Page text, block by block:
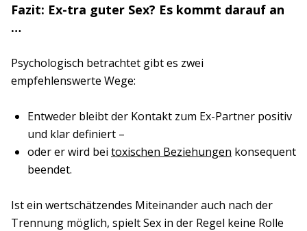
Fazit: Ex-tra guter Sex? Es kommt darauf an
…
Psychologisch betrachtet gibt es zwei
empfehlenswerte Wege:
Entweder bleibt der Kontakt zum Ex-Partner positiv
und klar definiert –
oder er wird bei toxischen Beziehungen konsequent
beendet.
Ist ein wertschätzendes Miteinander auch nach der
Trennung möglich, spielt Sex in der Regel keine Rolle